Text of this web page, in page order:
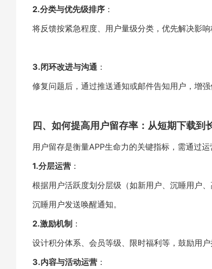
2.分类与优先级排序 ：
将反馈按紧急程度、用户量级分类，优先解决影
3.闭环改进与沟通 ：
修复问题后，通过推送通知或邮件告知用户，增强
四、如何提高用户留存率：从短期下载到
用户留存是衡量APP生命力的关键指标，需通过运
1.分层运营 ：
根据用户活跃度划分层级（如新用户、沉睡用户
沉睡用户发送唤醒通知。
2.激励机制 ：
设计积分体系、会员等级、限时福利等，鼓励用
3.内容与活动运营 ：